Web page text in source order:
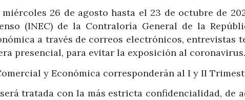
26 de agosto hasta el 23 de octubre de
(INEC) de la Contraloría General de la
a través de correos electrónicos, entrevistas
presencial, para evitar la exposición al coronavirus.
y Económica corresponderán al I y II
tratada con la más estricta confidencialidad, de